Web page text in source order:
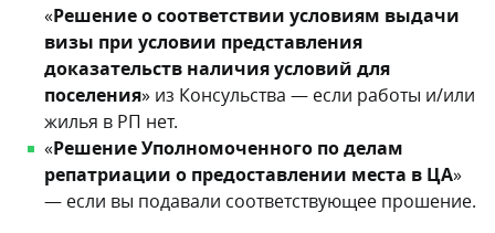
«Решение о соответствии условиям выдачи
визы при условии представления
доказательств наличия условий для
поселения» из Консульства — если работы и/или
жилья в РП нет.
«Решение Уполномоченного по делам
репатриации о предоставлении места в ЦА»
— если вы подавали соответствующее прошение.